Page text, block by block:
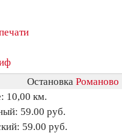
Остановка Романово
10,00 км.
59.00 руб.
59.00 руб.